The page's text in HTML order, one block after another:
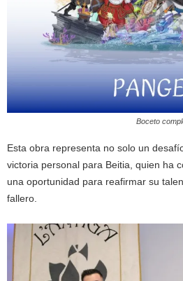
Boceto
Esta obra representa no solo un
victoria personal para Beitia, quien ha
una oportunidad para reafirmar su
fallero.